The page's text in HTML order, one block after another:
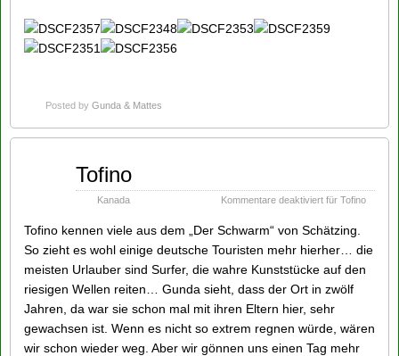
Posted by Gunda & Mattes
Tofino
Kanada Kommentare deaktiviert für Tofino
Tofino kennen viele aus dem „Der Schwarm“ von Schätzing.
So zieht es wohl einige deutsche Touristen mehr hierher… die
meisten Urlauber sind Surfer, die wahre Kunststücke auf den
riesigen Wellen reiten… Gunda sieht, dass der Ort in zwölf
Jahren, da war sie schon mal mit ihren Eltern hier, sehr
gewachsen ist. Wenn es nicht so extrem regnen würde, wären
wir schon wieder weg. Aber wir gönnen uns einen Tag mehr